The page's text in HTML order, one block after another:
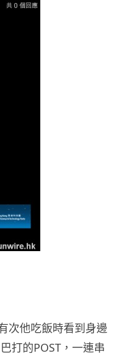
次他吃飯時看到身邊
打的POST，一連串